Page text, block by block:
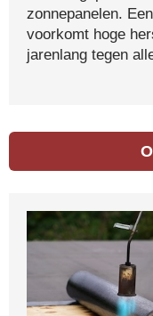
zonnepanelen. Een
voorkomt hoge
jarenlang tegen